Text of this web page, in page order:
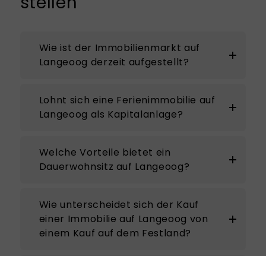
Wie ist der Immobilienmarkt auf
Langeoog derzeit aufgestellt?
Lohnt sich eine Ferienimmobilie auf
Langeoog als Kapitalanlage?
Welche Vorteile bietet ein
Dauerwohnsitz auf Langeoog?
Wie unterscheidet sich der Kauf
einer Immobilie auf Langeoog von
einem Kauf auf dem Festland?